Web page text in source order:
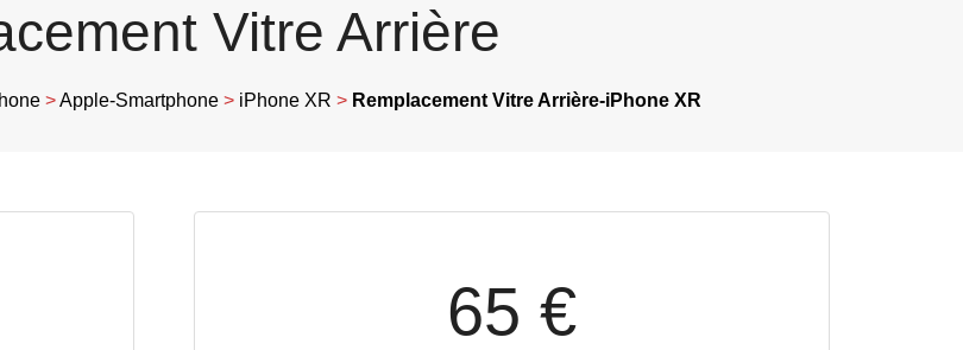
Vitre Arrière
>Apple-Smartphone > iPhone XR > Remplacement Vitre Arrière-iPhone XR
65 €